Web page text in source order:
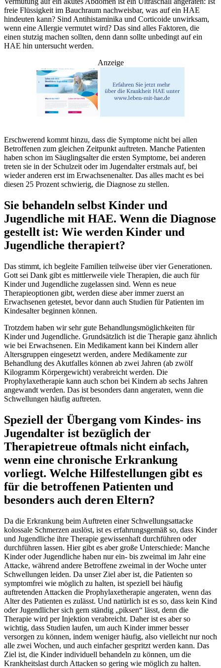
freie Flüssigkeit im Bauchraum nachweisbar, was auf ein HAE
hindeuten kann? Sind Antihistaminika und Corticoide unwirksam,
wenn eine Allergie vermutet wird? Das sind alles Faktoren, die
einen stutzig machen sollten, denn dann sollte unbedingt auf ein
HAE hin untersucht werden.
Anzeige
Erschwerend kommt hinzu, dass die Symptome nicht bei allen
Betroffenen zum gleichen Zeitpunkt auftreten. Manche Patienten
haben schon im Säuglingsalter die ersten Symptome, bei anderen
treten sie in der Schulzeit oder im Jugendalter erstmals auf, bei
wieder anderen erst im Erwachsenenalter. Das alles macht es bei
diesen 25 Prozent schwierig, die Diagnose zu stellen.
Sie behandeln selbst Kinder und
Jugendliche mit HAE. Wenn die Diagnose
gestellt ist: Wie werden Kinder und
Jugendliche therapiert?
Das stimmt, ich begleite Familien teilweise über vier Generationen.
Gott sei Dank gibt es mittlerweile viele Therapien, die auch für
Kinder und Jugendliche zugelassen sind. Wenn es neue
Therapieoptionen gibt, werden diese aber immer zuerst an
Erwachsenen getestet, bevor dann auch Studien für Patienten im
Kindesalter beginnen können.
Trotzdem haben wir sehr gute Behandlungsmöglichkeiten für
Kinder und Jugendliche. Grundsätzlich ist die Therapie ganz ähnlich
wie bei Erwachsenen. Ein Medikament kann bei Kindern aller
Altersgruppen eingesetzt werden, andere Medikamente zur
Behandlung des Akutfalles können ab zwei Jahren (ab zwölf
Kilogramm Körpergewicht) verabreicht werden. Die
Prophylaxetherapie kann auch schon bei Kindern ab sechs Jahren
angewandt werden. Das ist besonders dann angeraten, wenn die
Schwellungen häufig auftreten.
Speziell der Übergang vom Kindes- ins
Jugendalter ist bezüglich der
Therapietreue oftmals nicht einfach,
wenn eine chronische Erkrankung
vorliegt. Welche Hilfestellungen gibt es
für die betroffenen Patienten und
besonders auch deren Eltern?
Da die Erkrankung beim Auftreten einer Schwellungsattacke
kolossale Schmerzen auslöst, ist es erfahrungsgemäß so, dass Kinder
und Jugendliche ihre Therapie gewissenhaft durchführen oder
durchführen lassen. Hier gibt es aber große Unterschiede: Manche
Kinder oder Jugendliche haben nur ein- bis zweimal im Jahr eine
Attacke, während andere Betroffene zweimal in der Woche unter
Schwellungen leiden. Da unser Ziel aber ist, die Patienten so
symptomfrei wie möglich zu halten, ist speziell bei häufig
auftretenden Attacken die Prophylaxetherapie angeraten, wenn das
Alter des Patienten es zulässt. Und natürlich ist es so, dass kein Kind
oder Jugendlicher sich gern ständig „piksen“ lässt, denn die
Therapie wird per Injektion verabreicht. Daher ist es aber so
wichtig, dass Studien laufen, um auch Kinder immer besser
versorgen zu können, indem weniger häufig, also vielleicht nur noch
alle zwei Wochen, und auch einfacher gespritzt werden kann. Das
Ziel ist, die Kinder individuell behandeln zu können, um die
Krankheitslast durch Attacken so gering wie möglich zu halten.